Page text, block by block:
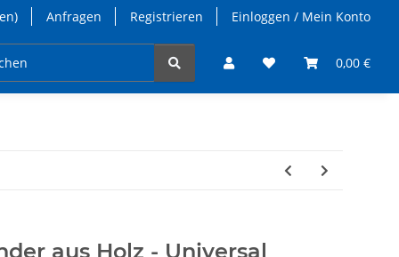
Anfragen Registrieren Einloggen / Mein Konto
0,00 €
aus Holz - Universal